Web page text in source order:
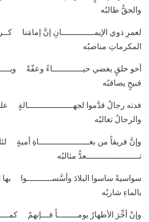
والحقُّ طالبُه
لعمرِ ذوي الإيمـــــــــــــانِ إنَّ إمامَنا
المكرماتِ مناصبُه
أخو خلقٍ يغضي حيــــــــــــاءً وعفّةً
قبيحٍ يصاقبُه
فدته رجالٌ قدَّموا لجهــــــــــــــــــالةٍ
والرجالُ تغالبُه
وإنَّ فريقاً من بغــــــــــــــــــــاةِ أميةٍ
تـــــــــــــــــــــعدُّ مثالبُه
سواسيةً ساسوا البلادَ وأسَّســــــــــوا
بالماءِ شاربُه
وإنْ أخِّرَ الأطهارُ يومــــــــاً فـــإنهمْ